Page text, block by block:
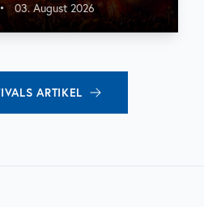
• 03. August 2026
ARTIKEL